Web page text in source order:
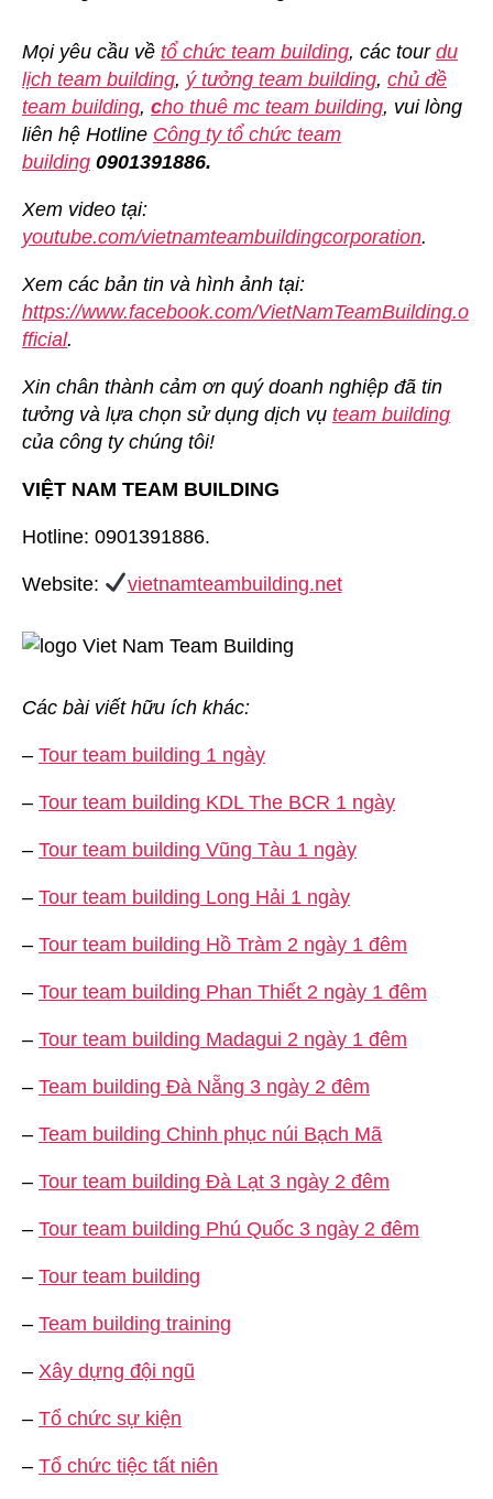
Mọi yêu cầu về tổ chức team building, các tour du
lịch team building, ý tưởng team building, chủ đề
team building, cho thuê mc team building, vui lòng
liên hệ Hotline Công ty tổ chức team
building 0901391886.
Xem video tại:
youtube.com/vietnamteambuildingcorporation.
Xem các bản tin và hình ảnh tại:
https://www.facebook.com/VietNamTeamBuilding.o
fficial.
Xin chân thành cảm ơn quý doanh nghiệp đã tin
tưởng và lựa chọn sử dụng dịch vụ team building
của công ty chúng tôi!
VIỆT NAM TEAM BUILDING
Hotline: 0901391886.
Website: vietnamteambuilding.net
Các bài viết hữu ích khác:
– Tour team building 1 ngày
– Tour team building KDL The BCR 1 ngày
– Tour team building Vũng Tàu 1 ngày
– Tour team building Long Hải 1 ngày
– Tour team building Hồ Tràm 2 ngày 1 đêm
– Tour team building Phan Thiết 2 ngày 1 đêm
– Tour team building Madagui 2 ngày 1 đêm
– Team building Đà Nẵng 3 ngày 2 đêm
– Team building Chinh phục núi Bạch Mã
– Tour team building Đà Lạt 3 ngày 2 đêm
– Tour team building Phú Quốc 3 ngày 2 đêm
– Tour team building
– Team building training
– Xây dựng đội ngũ
– Tổ chức sự kiện
– Tổ chức tiệc tất niên